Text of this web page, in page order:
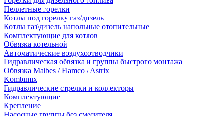
Пеллетные горелки
Котлы под горелку газ/дизель
Котлы газ\дизель напольные отопительные
Комплектующие для котлов
Обвязка котельной
Автоматические воздухоотводчики
Гидравлическая обвязка и группы быстрого монтажа
Обвязка Maibes / Flamco / Astrix
Kombimix
Гидравлические стрелки и коллекторы
Комплектующие
Крепление
Насосные группы без смесителя